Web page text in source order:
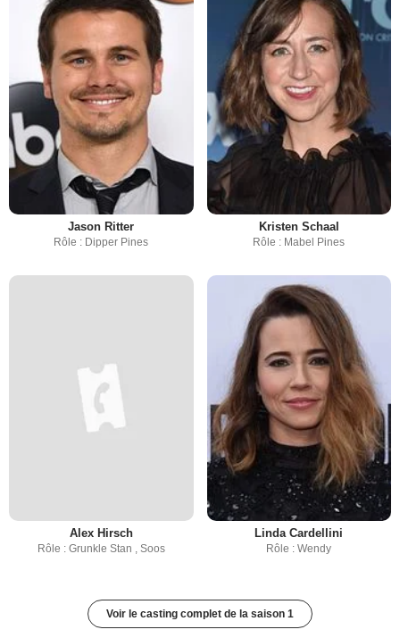
Jason Ritter
Rôle : Dipper Pines
Kristen Schaal
Rôle : Mabel Pines
Alex Hirsch
Rôle : Grunkle Stan , Soos
Linda Cardellini
Rôle : Wendy
Voir le casting complet de la saison 1